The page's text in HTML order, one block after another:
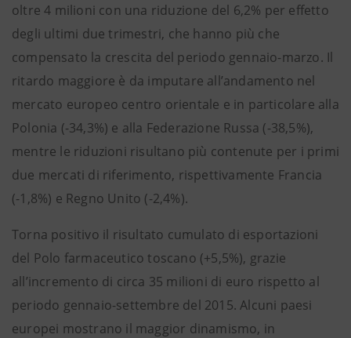
oltre 4 milioni con una riduzione del 6,2% per effetto
degli ultimi due trimestri, che hanno più che
compensato la crescita del periodo gennaio-marzo. Il
ritardo maggiore è da imputare all’andamento nel
mercato europeo centro orientale e in particolare alla
Polonia (-34,3%) e alla Federazione Russa (-38,5%),
mentre le riduzioni risultano più contenute per i primi
due mercati di riferimento, rispettivamente Francia
(-1,8%) e Regno Unito (-2,4%).
Torna positivo il risultato cumulato di esportazioni
del Polo farmaceutico toscano (+5,5%), grazie
all’incremento di circa 35 milioni di euro rispetto al
periodo gennaio-settembre del 2015. Alcuni paesi
europei mostrano il maggior dinamismo, in